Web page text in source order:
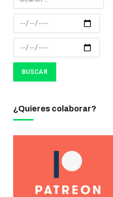
¿Quieres colaborar?